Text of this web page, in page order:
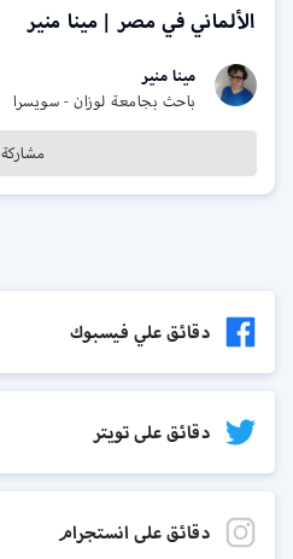
الألماني في مصر | مينا منير
مينا منير
باحث بجامعة لوزان - سويسرا
مشاركة
دقائق علي فيسبوك
دقائق على تويتر
دقائق على انستجرام